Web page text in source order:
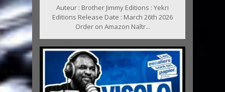
Auteur : Brother Jimmy Editions : Yekri
Editions Release Date : March 26th 2026
Order on Amazon Naîtr...